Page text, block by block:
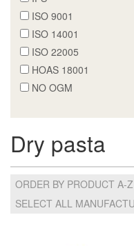
ISO 9001
ISO 14001
ISO 22005
HOAS 18001
NO OGM
Dry pasta
ORDER BY PRODUCT A-Z
SELECT ALL